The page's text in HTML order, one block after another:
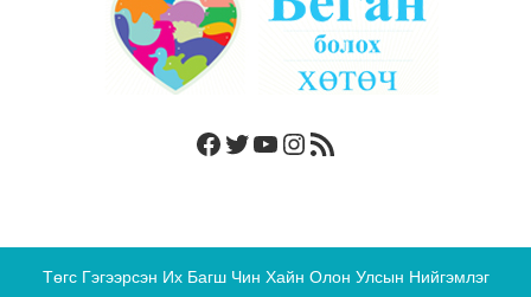
Facebook
Twitter
YouTube
Instagram
RSS Feed
Төгс Гэгээрсэн Их Багш Чин Хайн Олон Улсын Нийгэмлэг